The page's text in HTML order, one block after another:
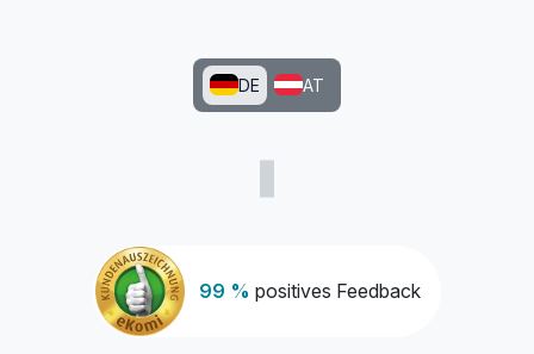
99 % positives Feedback
DE AT